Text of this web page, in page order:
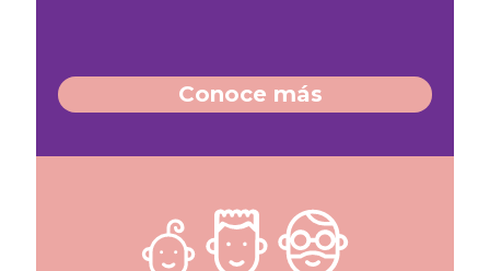
Conoce más​